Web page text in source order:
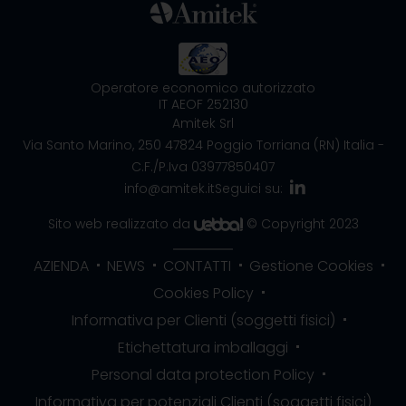
Operatore economico autorizzato
IT AEOF 252130
Amitek Srl
Via Santo Marino, 250 47824 Poggio Torriana (RN) Italia -
C.F./P.Iva 03977850407
info@amitek.itSeguici su:
Sito web realizzato da
© Copyright 2023
AZIENDA NEWS CONTATTI
Gestione Cookies
Cookies Policy
Informativa per Clienti (soggetti fisici)
Etichettatura imballaggi
Personal data protection Policy